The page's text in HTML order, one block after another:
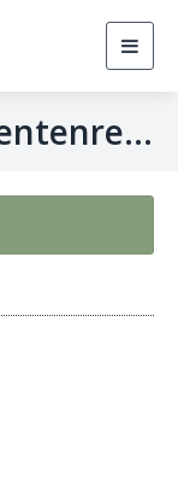
Symposium Consumentenrecht